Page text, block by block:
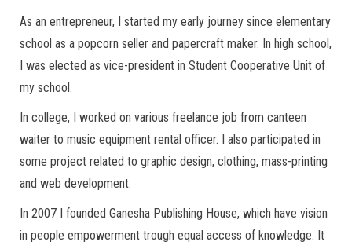
As an entrepreneur, I started my early journey since elementary
school as a popcorn seller and papercraft maker. In high school,
I was elected as vice-president in Student Cooperative Unit of
my school.
In college, I worked on various freelance job from canteen
waiter to music equipment rental officer. I also participated in
some project related to graphic design, clothing, mass-printing
and web development.
In 2007 I founded Ganesha Publishing House, which have vision
in people empowerment trough equal access of knowledge. It